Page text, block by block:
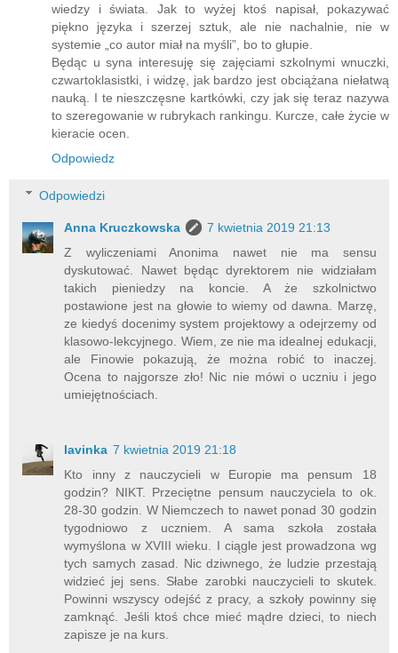
wiedzy i świata. Jak to wyżej ktoś napisał, pokazywać
piękno języka i szerzej sztuk, ale nie nachalnie, nie w
systemie „co autor miał na myśli”, bo to głupie.
Będąc u syna interesuję się zajęciami szkolnymi wnuczki,
czwartoklasistki, i widzę, jak bardzo jest obciążana niełatwą
nauką. I te nieszczęsne kartkówki, czy jak się teraz nazywa
to szeregowanie w rubrykach rankingu. Kurcze, całe życie w
kieracie ocen.
Odpowiedz
Odpowiedzi
Anna Kruczkowska
7 kwietnia 2019 21:13
Z wyliczeniami Anonima nawet nie ma sensu
dyskutować. Nawet będąc dyrektorem nie widziałam
takich pieniedzy na koncie. A że szkolnictwo
postawione jest na głowie to wiemy od dawna. Marzę,
ze kiedyś docenimy system projektowy a odejrzemy od
klasowo-lekcyjnego. Wiem, ze nie ma idealnej edukacji,
ale Finowie pokazują, że można robić to inaczej.
Ocena to najgorsze zło! Nic nie mówi o uczniu i jego
umiejętnościach.
lavinka 7 kwietnia 2019 21:18
Kto inny z nauczycieli w Europie ma pensum 18
godzin? NIKT. Przeciętne pensum nauczyciela to ok.
28-30 godzin. W Niemczech to nawet ponad 30 godzin
tygodniowo z uczniem. A sama szkoła została
wymyślona w XVIII wieku. I ciągle jest prowadzona wg
tych samych zasad. Nic dziwnego, że ludzie przestają
widzieć jej sens. Słabe zarobki nauczycieli to skutek.
Powinni wszyscy odejść z pracy, a szkoły powinny się
zamknąć. Jeśli ktoś chce mieć mądre dzieci, to niech
zapisze je na kurs.